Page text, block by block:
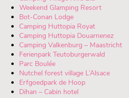
Weekend Glamping Resort
Bot-Conan Lodge
Camping Huttopia Royat
Camping Huttopia Douarnenez
Camping Valkenburg – Maastricht
Ferienpark Teutoburgerwald
Parc Boulée
Nutchel forest village L’Alsace
Erfgoedpark de Hoop
Dihan – Cabin hotel